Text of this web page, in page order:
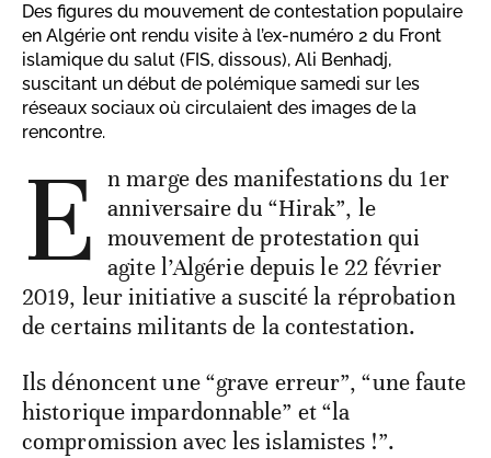
Des figures du mouvement de contestation populaire
en Algérie ont rendu visite à l’ex-numéro 2 du Front
islamique du salut (FIS, dissous), Ali Benhadj,
suscitant un début de polémique samedi sur les
réseaux sociaux où circulaient des images de la
rencontre.
E n marge des manifestations du 1er
anniversaire du “Hirak”, le
mouvement de protestation qui
agite l’Algérie depuis le 22 février
2019, leur initiative a suscité la réprobation
de certains militants de la contestation.
Ils dénoncent une “grave erreur”, “une faute
historique impardonnable” et “la
compromission avec les islamistes !”.